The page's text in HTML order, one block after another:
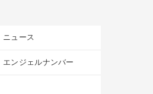
ニュース
エンジェルナンバー